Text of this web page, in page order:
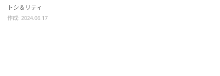
トシ＆リティ
作成: 2024.06.17